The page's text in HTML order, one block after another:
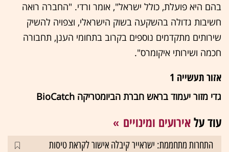
בהם היא פועלת, כולל ישראל", אומר ורדי. "החברה רואה
חשיבות גדולה בהשקעה בשוק הישראלי, וצפויה להשיק
שירותים מתקדמים נוספים בקרוב בתחומי הענן, תחבורה
חכמה ושירותי איקומרס".
אזור תעשייה 1
גדי מזור יעמוד בראש חברת הביומטריקה BioCatch
עוד עלאירועים ומינויים
התחרות מתחממת: ישראייר קיבלה אישור לקראת טיסות